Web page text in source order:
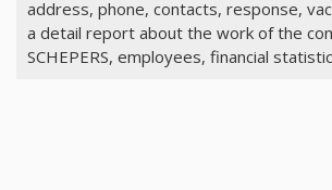
address, phone, contacts, response,
a detail report about the work of the
SCHEPERS, employees, financial